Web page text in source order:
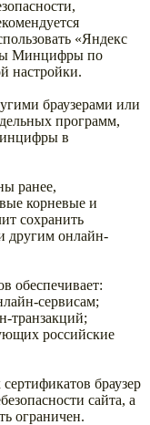
«Яндекс
Минцифры по
настройки.
браузерами или
программ,
в
ранее,
корневые и
сохранить
другим онлайн-
обеспечивает:
сервисам;
транзакций;
российские
браузер
сайта, а
ограничен.